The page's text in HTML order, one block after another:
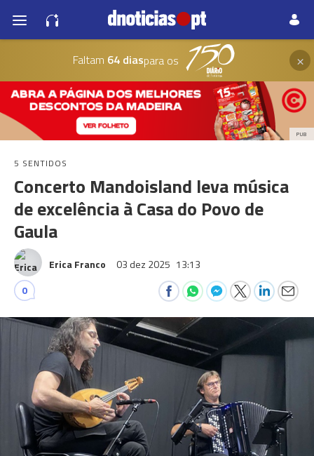
Faltam 64 diaspara os ×
PUB
5 SENTIDOS
Concerto Mandoisland leva música
de excelência à Casa do Povo de
Gaula
Erica Franco 03 dez 2025 13:13
0